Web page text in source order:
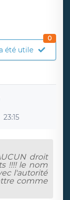
été utile
0
23:15
droit
!!!! le nom
l'autorité
comme